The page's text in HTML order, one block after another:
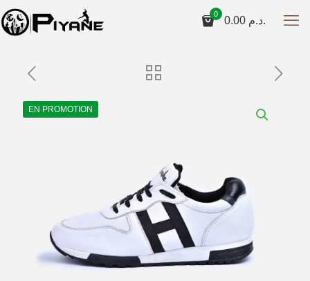
0
0.00 د.م.
EN PROMOTION